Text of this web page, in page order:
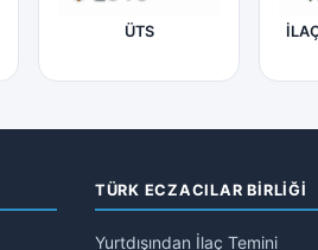
ÜTS
TÜRK ECZACILAR BİRLİĞİ
Yurtdışından İlaç Temini